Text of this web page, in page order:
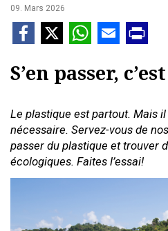
09. Mars 2026
S’en passer,
Le plastique est partout. Mais il
nécessaire. Servez-vous de
passer du plastique et trouver
écologiques. Faites l’essai!